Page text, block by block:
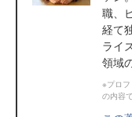
職、
経て
ライ
領域
※プロ
の内容